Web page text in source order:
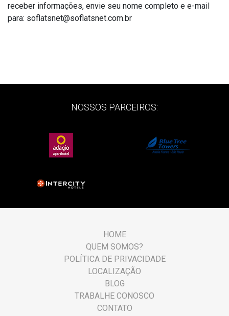
receber informações, envie seu nome completo e e-mail
para: soflatsnet@soflatsnet.com.br
NOSSOS PARCEIROS:
HOME
QUEM SOMOS?
POLÍTICA DE PRIVACIDADE
LOCALIZAÇÃO
BLOG
TRABALHE CONOSCO
CONTATO